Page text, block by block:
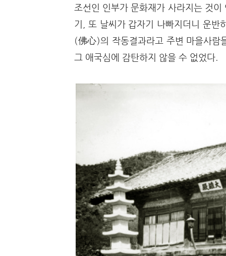
조선인 인부가 문화재가 사라지는 것
기, 또 날씨가 갑자기 나빠지더니 운반
(佛心)의 작동결과라고 주변 마을사람
그 애국심에 감탄하지 않을 수 없었다.